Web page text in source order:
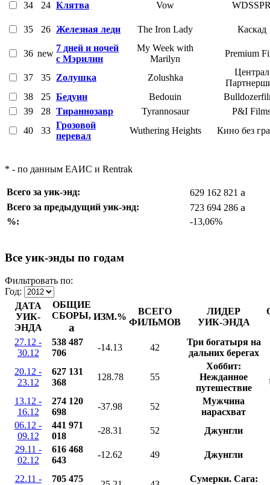
34 24 Клятва Vow
35 26 Железная леди The Iron Lady Каскад
36 new
7 дней и ночей
с Мэрилин
My Week with
Marilyn
Premium
37 35 Zолушка Zolushka
Централ
38
25 Бедуин Bedouin
39
28 Тираннозавр Tyrannosaur
P&I
40
33
Грозовой
перевал
Wuthering Heights Кино без
* - по данным ЕАИС и Rentrak
Всего за уик-энд: 629 162 821 a
Всего за предыдущий уик-энд: 723 694 286 a
%: -13,06%
Все уик-энды по годам
Фильтровать по:
Год:
ДАТА
УИК-
ЭНДА
ОБЩИЕ
СБОРЫ,
a
ИЗМ.%
ВСЕГО
ФИЛЬМОВ
ЛИДЕР
УИК-ЭНДА
27.12 -
30.12
538 487
706
-14.13 42
Три богатыря на
дальних берегах
20.12 -
23.12
627 131
368
128.78 55
Хоббит:
Нежданное
путешествие
13.12 -
16.12
274 120
698
-37.98 52
Мужчина
нарасхват
06.12 -
09.12
441 971
018
-28.31 52
Джунгли
29.11 -
02.12
616 468
643
-12.62 49 Джунгли
22.11 -
705 475
Сумерки. Сага: